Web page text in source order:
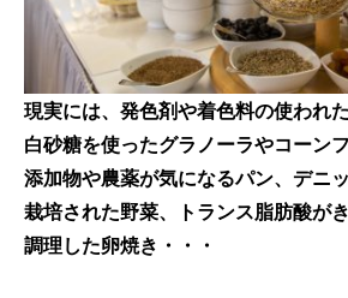
現実には、発色剤や着色料の使われ
白砂糖を使ったグラノーラやコーンフ
添加物や農薬が気になるパン、デニ
栽培された野菜、トランス脂肪酸が
調理した卵焼き・・・